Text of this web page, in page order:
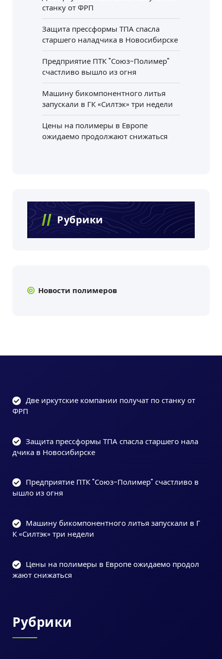
станку от ФРП
Защита прессформы ТПА спасла
старшего наладчика в Новосибирске
Предприятие ПТК "Союз-Полимер"
счастливо вышло из огня
Машину бикомпонентного литья
запускали в ГК «Силтэк» три недели
Цены на полимеры в Европе
ожидаемо продолжают снижаться
Рубрики
Новости полимеров
Две иркутские компании получат по станку от
ФРП
Защита прессформы ТПА спасла старшего нала
дчика в Новосибирске
Предприятие ПТК "Союз-Полимер" счастливо в
ышло из огня
Машину бикомпонентного литья запускали в Г
К «Силтэк» три недели
Цены на полимеры в Европе ожидаемо продол
жают снижаться
Рубрики